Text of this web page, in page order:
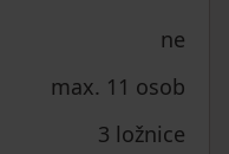
ne
max. 11 osob
3 ložnice